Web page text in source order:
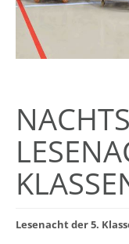
Lesenacht der 5.